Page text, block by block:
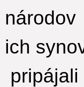
ich